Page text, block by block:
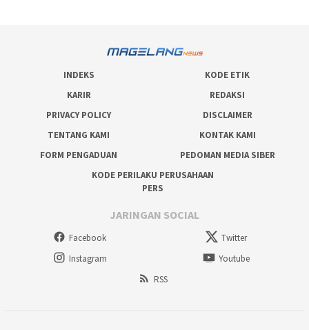
INDEKS
KODE ETIK
KARIR
REDAKSI
PRIVACY POLICY
DISCLAIMER
TENTANG KAMI
KONTAK KAMI
FORM PENGADUAN
PEDOMAN MEDIA SIBER
KODE PERILAKU PERUSAHAAN
PERS
JARINGAN SOCIAL
Facebook
Twitter
Instagram
Youtube
RSS